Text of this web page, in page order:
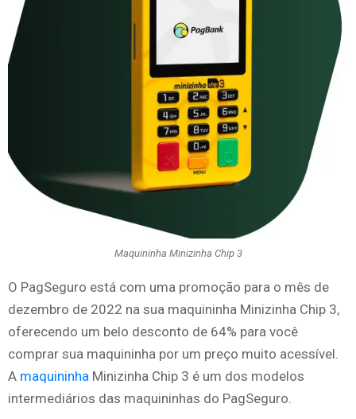
Maquininha Minizinha Chip 3
O PagSeguro está com uma promoção para o mês de
dezembro de 2022 na sua maquininha Minizinha Chip 3,
oferecendo um belo desconto de 64% para você
comprar sua maquininha por um preço muito acessível.
A maquininha Minizinha Chip 3 é um dos modelos
intermediários das maquininhas do PagSeguro.